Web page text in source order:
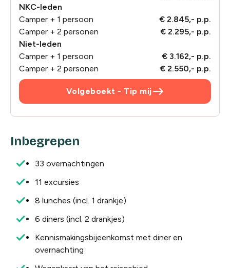
NKC-leden
Camper + 1 persoon
€ 2.845,- p.p.
Camper + 2 personen
€ 2.295,- p.p.
Niet-leden
Camper + 1 persoon
€ 3.162,- p.p.
Camper + 2 personen
€ 2.550,- p.p.
east
Volgeboekt - Tip mij
Inbegrepen
33 overnachtingen
11 excursies
8 lunches (incl. 1 drankje)
6 diners (incl. 2 drankjes)
Kennismakingsbijeenkomst met diner en
overnachting